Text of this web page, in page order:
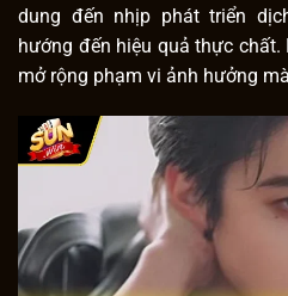
dung đến nhịp phát triển
hướng đến hiệu quả thực
mở rộng phạm vi ảnh hưởng